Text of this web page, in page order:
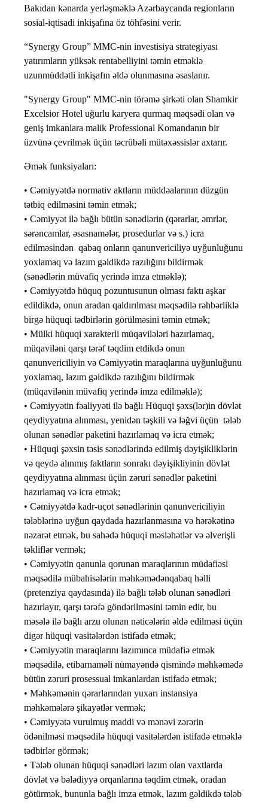
Bakıdan kənarda yerləşməklə Azərbaycanda regionların
sosial-iqtisadi inkişafına öz töhfəsini verir.
“Synergy Group” MMC-nin investisiya strategiyası
yatırımların yüksək rentabelliyini təmin etməklə
uzunmüddətli inkişafın əldə olunmasına əsaslanır.
"Synergy Group" MMC-nin törəmə şirkəti olan Shamkir
Excelsior Hotel uğurlu karyera qurmaq məqsədi olan və
geniş imkanlara malik Professional Komandanın bir
üzvünə çevrilmək üçün təcrübəli mütəxəssislər axtarır.
Əmək funksiyaları:
• Cəmiyyətdə normativ aktların müddəalarının düzgün
tətbiq edilməsini təmin etmək;
• Cəmiyyət ilə bağlı bütün sənədlərin (qərarlar, əmrlər,
sərəncamlar, əsasnamələr, prosedurlar və s.) icra
edilməsindən qabaq onların qanunvericiliyə uyğunluğunu
yoxlamaq və lazım gəldikdə razılığını bildirmək
(sənədlərin müvafiq yerində imza etməklə);
• Cəmiyyətdə hüquq pozuntusunun olması faktı aşkar
edildikdə, onun aradan qaldırılması məqsədilə rəhbərliklə
birgə hüquqi tədbirlərin görülməsini təmin etmək;
• Mülki hüquqi xarakterli müqavilələri hazırlamaq,
müqaviləni qarşı tərəf təqdim etdikdə onun
qanunvericiliyin və Cəmiyyətin maraqlarına uyğunluğunu
yoxlamaq, lazım gəldikdə razılığını bildirmək
(müqavilənin müvafiq yerində imza edilməklə);
• Cəmiyyətin fəaliyyəti ilə bağlı Hüquqi şəxs(lər)in dövlət
qeydiyyatına alınması, yenidən təşkili və ləğvi üçün tələb
olunan sənədlər paketini hazırlamaq və icra etmək;
• Hüquqi şəxsin təsis sənədlərində edilmiş dəyişikliklərin
və qeydə alınmış faktların sonrakı dəyişikliyinin dövlət
qeydiyyatına alınması üçün zəruri sənədlər paketini
hazırlamaq və icra etmək;
• Cəmiyyətdə kadr-uçot sənədlərinin qanunvericiliyin
tələblərinə uyğun qaydada hazırlanmasına və hərəkətinə
nəzarət etmək, bu sahədə hüquqi məsləhətlər və əlverişli
təkliflər vermək;
• Cəmiyyətin qanunla qorunan maraqlarının müdafiəsi
məqsədilə mübahisələrin məhkəmədənqabaq həlli
(pretenziya qaydasında) ilə bağlı tələb olunan sənədləri
hazırlayır, qarşı tərəfə göndərilməsini təmin edir, bu
məsələ ilə bağlı arzu olunan nəticələrin əldə edilməsi üçün
digər hüquqi vasitələrdən istifadə etmək;
• Cəmiyyətin maraqlarını lazımınca müdafiə etmək
məqsədilə, etibarnaməli nümayəndə qismində məhkəmədə
bütün zəruri prosessual imkanlardan istifadə etmək;
• Məhkəmənin qərarlarından yuxarı instansiya
məhkəmələrə şikayətlər vermək;
• Cəmiyyətə vurulmuş maddi və mənəvi zərərin
ödənilməsi məqsədilə hüquqi vasitələrdən istifadə etməklə
tədbirlər görmək;
• Tələb olunan hüquqi sənədləri lazım olan vaxtlarda
dövlət və bələdiyyə orqanlarına təqdim etmək, oradan
götürmək, bununla bağlı imza etmək, lazım gəldikdə tələb